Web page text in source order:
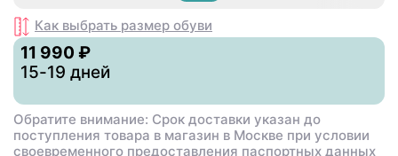
Как выбрать размер обуви
11 990 ₽
15-19 дней
Обратите внимание: Срок доставки указан до
поступления товара в магазин в Москве при условии
своевременного предоставления паспортных данных